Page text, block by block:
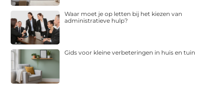
Waar moet je op letten bij het kiezen van
administratieve hulp?
Gids voor kleine verbeteringen in huis en tuin